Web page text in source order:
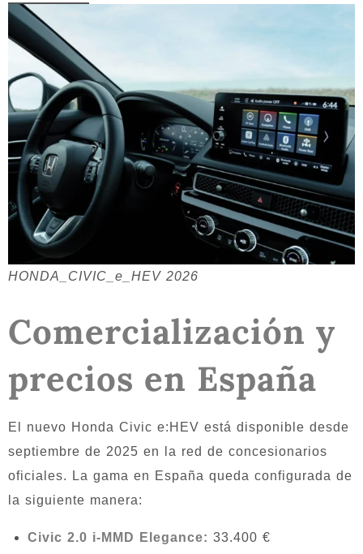
HONDA_CIVIC_e_HEV 2026
Comercialización y
precios en España
El nuevo Honda Civic e:HEV está disponible desde
septiembre de 2025 en la red de concesionarios
oficiales. La gama en España queda configurada de
la siguiente manera:
Civic 2.0 i-MMD Elegance: 33.400 €